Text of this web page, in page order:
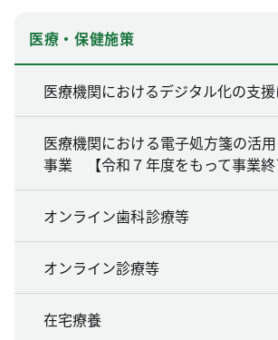
医療・保健施策
医療機関におけるデジタル化の支
医療機関における電子処方箋の活
事業 【令和７年度をもって事業終
オンライン歯科診療等
オンライン診療等
在宅療養